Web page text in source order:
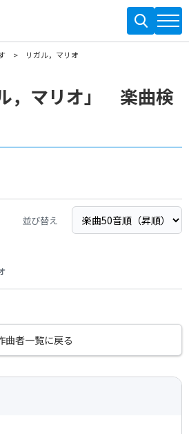
リガル，マリオ
，マリオ」 楽曲検
並び替え
曲者一覧に戻る